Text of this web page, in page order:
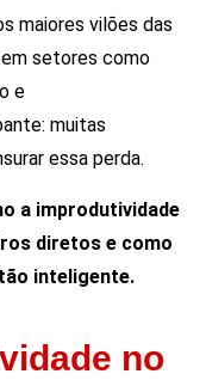
maiores vilões das
setores como
e
muitas
essa perda.
a improdutividade
diretos e como
inteligente.
no